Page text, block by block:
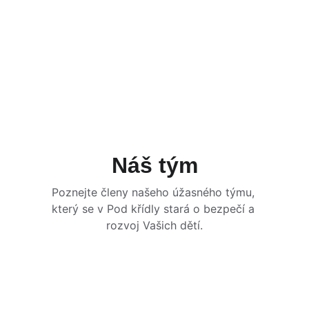
Náš tým
Poznejte členy našeho úžasného týmu,
který se v Pod křídly stará o bezpečí a
rozvoj Vašich dětí.